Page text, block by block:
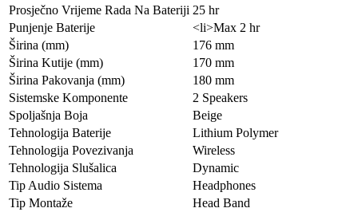
Prosječno Vrijeme Rada Na Bateriji 25 hr
Punjenje Baterije
<li>Max 2 hr
Širina (mm)
176 mm
Širina Kutije (mm)
170 mm
Širina Pakovanja (mm)
180 mm
Sistemske Komponente
2 Speakers
Spoljašnja Boja
Beige
Tehnologija Baterije
Lithium Polymer
Tehnologija Povezivanja
Wireless
Tehnologija Slušalica
Dynamic
Tip Audio Sistema
Headphones
Tip Montaže
Head Band